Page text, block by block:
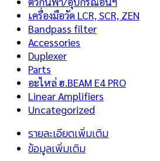
เครื่องมือวัด LCR, SCR, ZEN
Bandpass filter
Accessories
Duplexer
Parts
อะไหล่ ฮ.BEAM E4 PRO
Linear Amplifiers
Uncategorized
รายละเอียดเพิ่มเติม
ข้อมูลเพิ่มเติม